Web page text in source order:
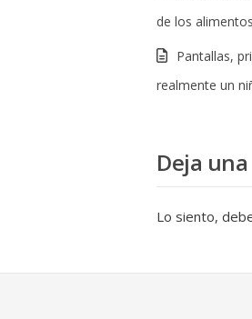
de los
Pantallas,
realmente un
Deja
Lo siento,